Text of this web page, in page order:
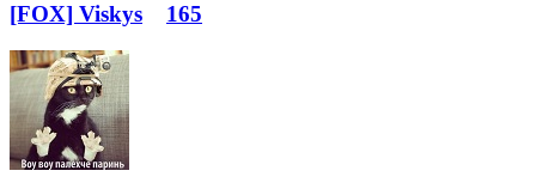
[FOX] Viskys 165